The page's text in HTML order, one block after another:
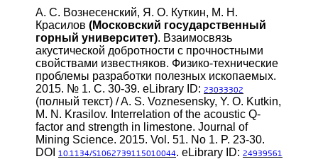
А. С. Вознесенский, Я. О. Куткин, М. Н.
Красилов (Московский государственный
горный университет). Взаимосвязь
акустической добротности с прочностными
свойствами известняков. Физико-технические
проблемы разработки полезных ископаемых.
2015. № 1. С. 30-39. eLibrary ID: 23033302
(полный текст) / A. S. Voznesensky, Y. O. Kutkin,
M. N. Krasilov. Interrelation of the acoustic Q-
factor and strength in limestone. Journal of
Mining Science. 2015. Vol. 51. No 1. P. 23-30.
DOI
10.1134/S1062739115010044. eLibrary ID: 24939561